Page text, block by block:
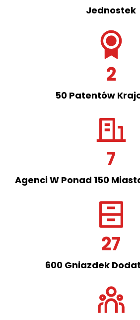
Jednostek
2
50 Patentów
7
Agenci W Ponad 150
27
600 Gniazdek